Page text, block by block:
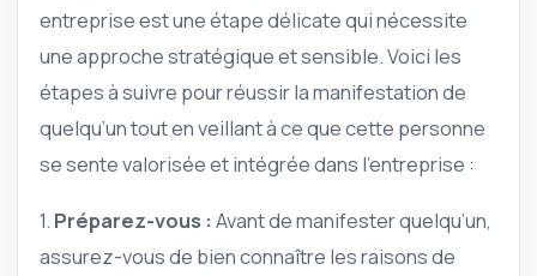
entreprise est une étape délicate qui nécessite
une approche stratégique et sensible. Voici les
étapes à suivre pour réussir la manifestation de
quelqu’un tout en veillant à ce que cette personne
se sente valorisée et intégrée dans l’entreprise :
1. Préparez-vous : Avant de manifester quelqu’un,
assurez-vous de bien connaître les raisons de